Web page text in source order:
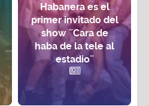
Habanera es el
primer invitado del
show ¨Cara de
haba de la tele al
estadio¨